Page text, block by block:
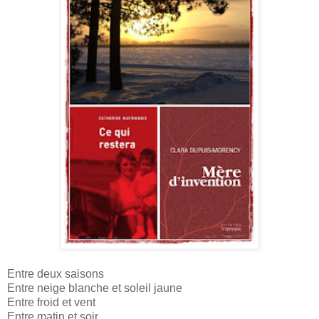
Entre deux saisons
Entre neige blanche et soleil jaune
Entre froid et vent